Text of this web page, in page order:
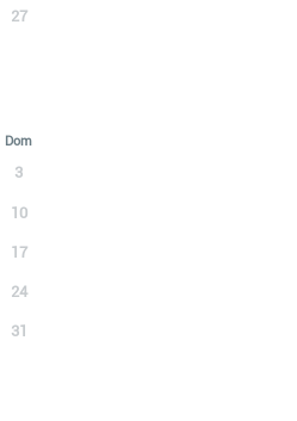
27
Dom
3
10
17
24
31